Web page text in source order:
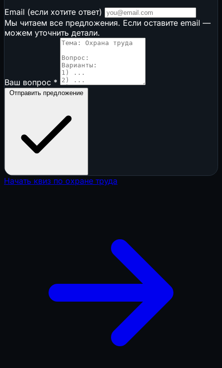
Email (если хотите ответ)
Мы читаем все предложения. Если оставите email —
можем уточнить детали.
Ваш вопрос *
Отправить предложение
Начать квиз по охране труда